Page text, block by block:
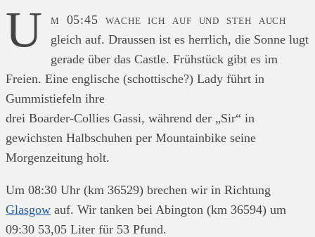
U
m 05:45 wache ich auf und steh auch
gleich auf. Draussen ist es herrlich, die Sonne lugt
gerade über das Castle. Frühstück gibt es im
Freien. Eine englische (schottische?) Lady führt in
Gummistiefeln ihre
drei Boarder-Collies Gassi, während der „Sir“ in
gewichsten Halbschuhen per Mountainbike seine
Morgenzeitung holt.
Um 08:30 Uhr (km 36529) brechen wir in Richtung
Glasgow auf. Wir tanken bei Abington (km 36594) um
09:30 53,05 Liter für 53 Pfund.